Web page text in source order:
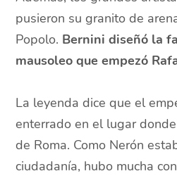
pusieron su granito de
Popolo. Bernini diseñó la
mausoleo que empezó
La leyenda dice que el
enterrado en el lugar
de Roma. Como Nerón
ciudadanía, hubo mucha